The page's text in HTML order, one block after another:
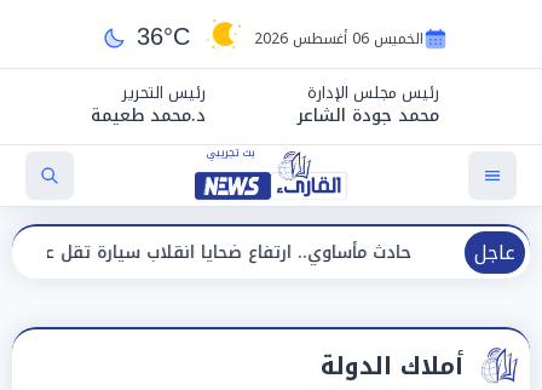
الخميس 06 أغسطس 2026 36°C
رئيس مجلس الإدارة
محمد جودة الشاعر
رئيس التحرير
د.محمد طعيمة
عاجل
حادث مأساوي.. ارتفاع ضحايا انقلاب سيارة تقل عمالًا إلى 14 شخصًا
أملاك الدولة